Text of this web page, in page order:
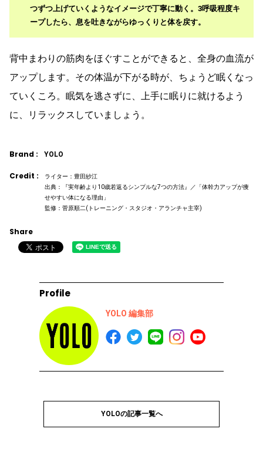
つずつ上げていくようなイメージで丁寧に動く。3呼吸程度キ
ープしたら、息を吐きながらゆっくりと体を戻す。
背中まわりの筋肉をほぐすことができると、全身の血流が
アップします。その体温が下がる時が、ちょうど眠くなっ
ていくころ。眠気を逃さずに、上手に眠りに就けるよう
に、リラックスしていましょう。
Brand : YOLO
Credit :
ライター：豊田紗江
出典：『実年齢より10歳若返るシンプルな7つの方法』／「体幹力アップが痩
せやすい体になる理由」
監修：菅原順二(トレーニング・スタジオ・アランチャ主宰)
Share
Profile
YOLO 編集部
YOLOの記事一覧へ